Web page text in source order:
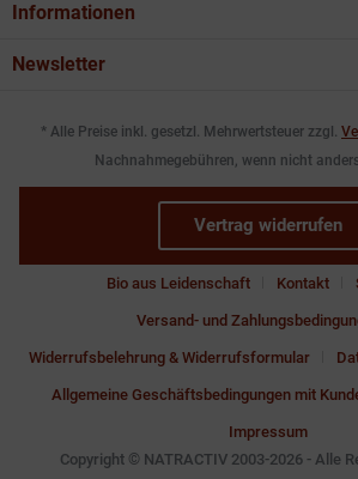
Informationen
Newsletter
* Alle Preise inkl. gesetzl. Mehrwertsteuer zzgl.
Nachnahmegebühren, wenn nicht
Vertrag widerrufen
Bio aus Leidenschaft Kontakt
Versand- und
Widerrufsbelehrung & Widerrufsformular
Allgemeine Geschäftsbedingungen mit
Impressum
Copyright © NATRACTIV 2003-2026 - Alle